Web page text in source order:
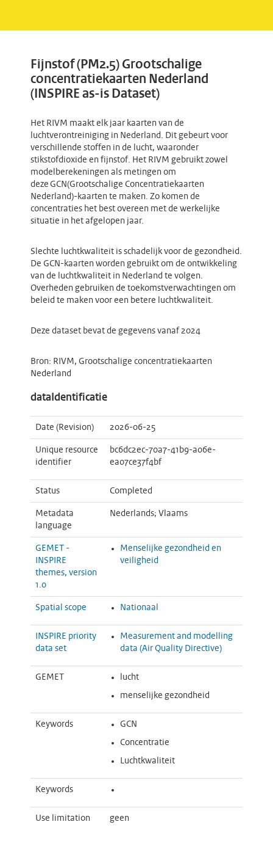
Fijnstof (PM2.5) Grootschalige
concentratiekaarten Nederland
(INSPIRE as-is Dataset)
Het RIVM maakt elk jaar kaarten van de
luchtverontreiniging in Nederland. Dit gebeurt voor
verschillende stoffen in de lucht, waaronder
stikstofdioxide en fijnstof. Het RIVM gebruikt zowel
modelberekeningen als metingen om
deze GCN(Grootschalige Concentratiekaarten
Nederland)-kaarten te maken. Zo komen de
concentraties het best overeen met de werkelijke
situatie in het afgelopen jaar.
Slechte luchtkwaliteit is schadelijk voor de gezondheid.
De GCN-kaarten worden gebruikt om de ontwikkeling
van de luchtkwaliteit in Nederland te volgen.
Overheden gebruiken de toekomstverwachtingen om
beleid te maken voor een betere luchtkwaliteit.
Deze dataset bevat de gegevens vanaf 2024
Bron: RIVM, Grootschalige concentratiekaarten
Nederland
dataIdentificatie
Date (Revision) 2026-06-25
Unique resource
identifier
bc6dc2ec-70a7-41b9-a06e-
ea07ce37f4bf
Status Completed
Metadata
language
Nederlands; Vlaams
GEMET -
INSPIRE
themes, version
1.0
Menselijke gezondheid en
veiligheid
Spatial scope Nationaal
INSPIRE priority
data set
Measurement and modelling
data (Air Quality Directive)
GEMET lucht
menselijke gezondheid
Keywords GCN
Concentratie
Luchtkwaliteit
Keywords
Use limitation geen